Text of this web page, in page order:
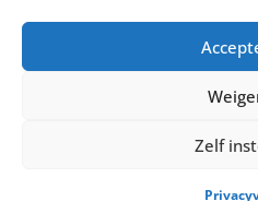
Zelf
© 2026 Stichting Cure ADOA
OEMF